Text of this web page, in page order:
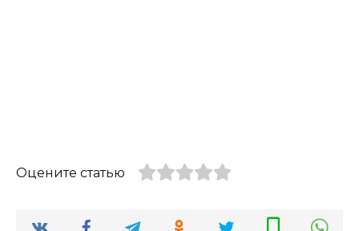
Оцените статью